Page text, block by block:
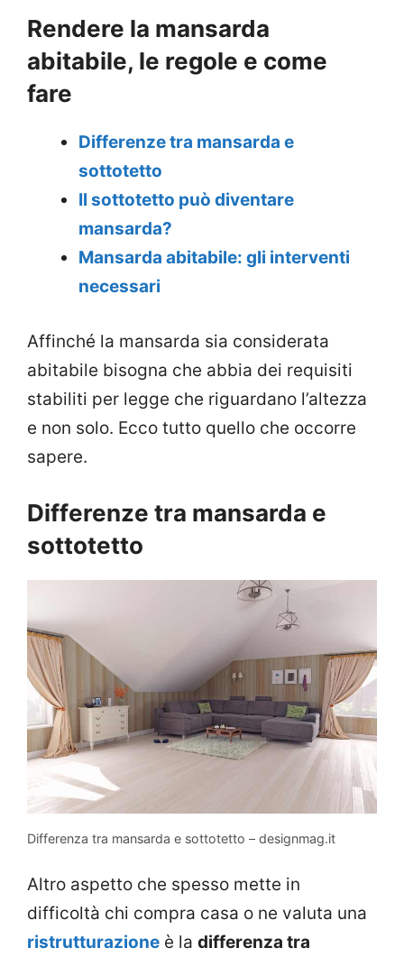
Rendere la mansarda
abitabile, le regole e come
fare
Differenze tra mansarda e
sottotetto
Il sottotetto può diventare
mansarda?
Mansarda abitabile: gli interventi
necessari
Affinché la mansarda sia considerata
abitabile bisogna che abbia dei requisiti
stabiliti per legge che riguardano l’altezza
e non solo. Ecco tutto quello che occorre
sapere.
Differenze tra mansarda e
sottotetto
Differenza tra mansarda e sottotetto – designmag.it
Altro aspetto che spesso mette in
difficoltà chi compra casa o ne valuta una
ristrutturazione è la differenza tra